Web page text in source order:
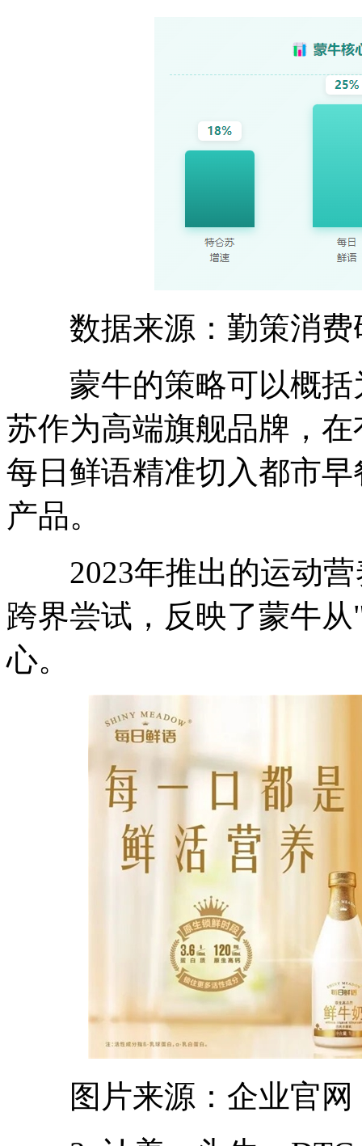
数据来源：勤策消费
蒙牛的策略可以概括
苏作为高端旗舰品牌，
每日鲜语精准切入都市
产品。
2023年推出的运动营
跨界尝试，反映了蒙牛
心。
图片来源：企业官网